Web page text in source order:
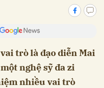
trò là đạo diễn Mai
nghệ sỹ đa zi
nhiều vai trò